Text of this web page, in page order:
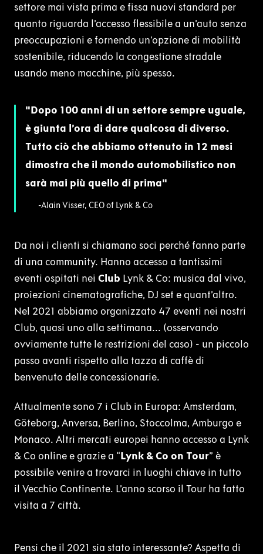
settore mai vista prima e fissa nuovi standard per
quanto riguarda l’accesso flessibile a un’auto senza
preoccupazioni e fornendo un’opzione di mobilità
sostenibile, riducendo la congestione stradale
usando meno macchine, più spesso.
Dopo 100 anni di un settore sempre uguale,
è giunta l’ora di dare qualcosa di diverso.
Tutto ciò che abbiamo ottenuto in 12 mesi
dimostra che il mondo automobilistico non
sarà mai più quello di prima
-Alain Visser, CEO of Lynk & Co
Da noi i clienti si chiamano soci perché fanno parte
di una community. Hanno accesso a tantissimi
eventi ospitati nei Club Lynk & Co: musica dal vivo,
proiezioni cinematografiche, DJ set e quant’altro.
Nel 2021 abbiamo organizzato 47 eventi nei nostri
Club, quasi uno alla settimana... (osservando
ovviamente tutte le restrizioni del caso) - un piccolo
passo avanti rispetto alla tazza di caffè di
benvenuto delle concessionarie.
Attualmente sono 7 i Club in Europa: Amsterdam,
Göteborg, Anversa, Berlino, Stoccolma, Amburgo e
Monaco. Altri mercati europei hanno accesso a Lynk
& Co online e grazie a “Lynk & Co on Tour” è
possibile venire a trovarci in luoghi chiave in tutto
il Vecchio Continente. L’anno scorso il Tour ha fatto
visita a 7 città.
Pensi che il 2021 sia stato interessante? Aspetta di